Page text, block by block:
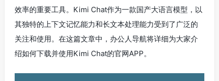
效率的重要工具。Kimi Chat作为一款国产大语言模型，以
其独特的上下文记忆能力和长文本处理能力受到了广泛的
关注和使用。在这篇文章中，办公人导航将详细为大家介
绍如何下载并使用Kimi Chat的官网APP。